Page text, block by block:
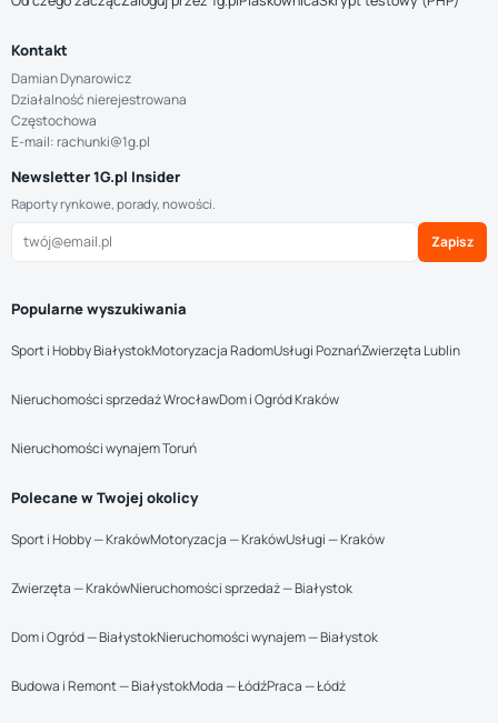
Kontakt
Damian Dynarowicz
Działalność nierejestrowana
Częstochowa
E-mail: rachunki@1g.pl
Newsletter 1G.pl Insider
Raporty rynkowe, porady, nowości.
Zapisz
Popularne wyszukiwania
Sport i Hobby BiałystokMotoryzacja RadomUsługi PoznańZwierzęta Lublin
Nieruchomości sprzedaż WrocławDom i Ogród Kraków
Nieruchomości wynajem Toruń
Polecane w Twojej okolicy
Sport i Hobby — KrakówMotoryzacja — KrakówUsługi — Kraków
Zwierzęta — KrakówNieruchomości sprzedaż — Białystok
Dom i Ogród — BiałystokNieruchomości wynajem — Białystok
Budowa i Remont — BiałystokModa — ŁódźPraca — Łódź